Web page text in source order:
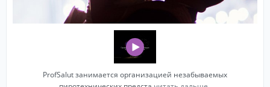
ProfSalut занимается организацией незабываемых